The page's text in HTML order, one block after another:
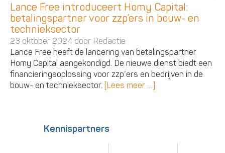
Lance Free introduceert Homy Capital:
betalingspartner voor zzp’ers in bouw- en
technieksector
23 oktober 2024 door Redactie
Lance Free heeft de lancering van betalingspartner
Homy Capital aangekondigd. De nieuwe dienst biedt een
financieringsoplossing voor zzp’ers en bedrijven in de
bouw- en technieksector. [Lees meer …]
Kennispartners